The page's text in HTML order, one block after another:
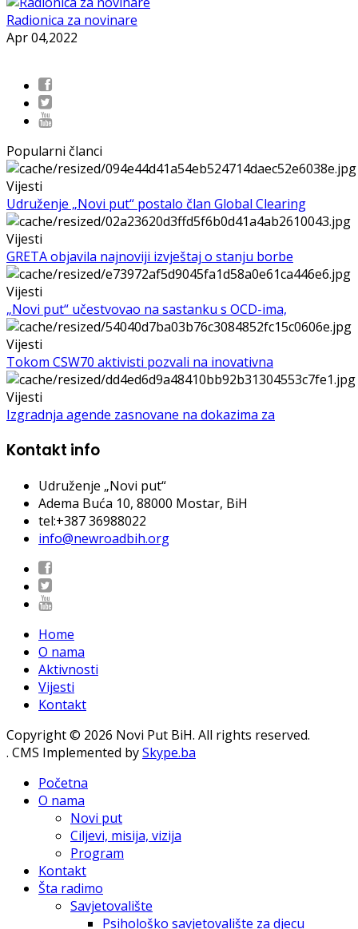
Radionica za novinare
Apr 04,2022
Popularni članci
Vijesti
Udruženje „Novi put“ postalo član Global Clearing
Vijesti
GRETA objavila najnoviji izvještaj o stanju borbe
Vijesti
„Novi put“ učestvovao na sastanku s OCD-ima,
Vijesti
Tokom CSW70 aktivisti pozvali na inovativna
Vijesti
Izgradnja agende zasnovane na dokazima za
Kontakt info
Udruženje „Novi put“
Adema Buća 10, 88000 Mostar, BiH
tel:+387 36988022
info@newroadbih.org
Home
O nama
Aktivnosti
Vijesti
Kontakt
Copyright © 2026 Novi Put BiH. All rights reserved.
. CMS Implemented bySkype.ba
Početna
O nama
Novi put
Ciljevi, misija, vizija
Program
Kontakt
Šta radimo
Savjetovalište
Psihološko savjetovalište za djecu